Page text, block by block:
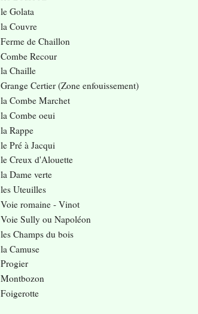
le Golata
la Couvre
Ferme de Chaillon
Combe Recour
la Chaille
Grange Certier (Zone enfouissement)
la Combe Marchet
la Combe oeui
la Rappe
le Pré à Jacqui
le Creux d'Alouette
la Dame verte
les Uteuilles
Voie romaine - Vinot
Voie Sully ou Napoléon
les Champs du bois
la Camuse
Progier
Montbozon
Foigerotte